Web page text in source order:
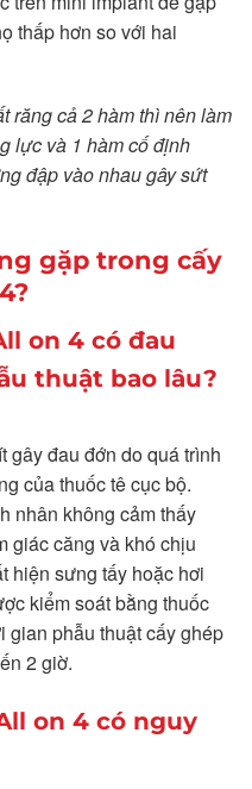
thấp hơn so với hai
răng cả 2 hàm thì nên làm
lực và 1 hàm cố định
đập vào nhau gây sứt
gặp trong cấy
on 4 có đau
thuật bao lâu?
gây đau đớn do quá trình
của thuốc tê cục bộ.
nhân không cảm thấy
giác căng và khó chịu
hiện sưng tấy hoặc hơi
kiểm soát bằng thuốc
gian phẫu thuật cấy ghép
2 giờ.
on 4 có nguy